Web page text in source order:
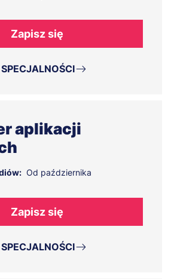
Zapisz się
aplikacji
Od października
Zapisz się